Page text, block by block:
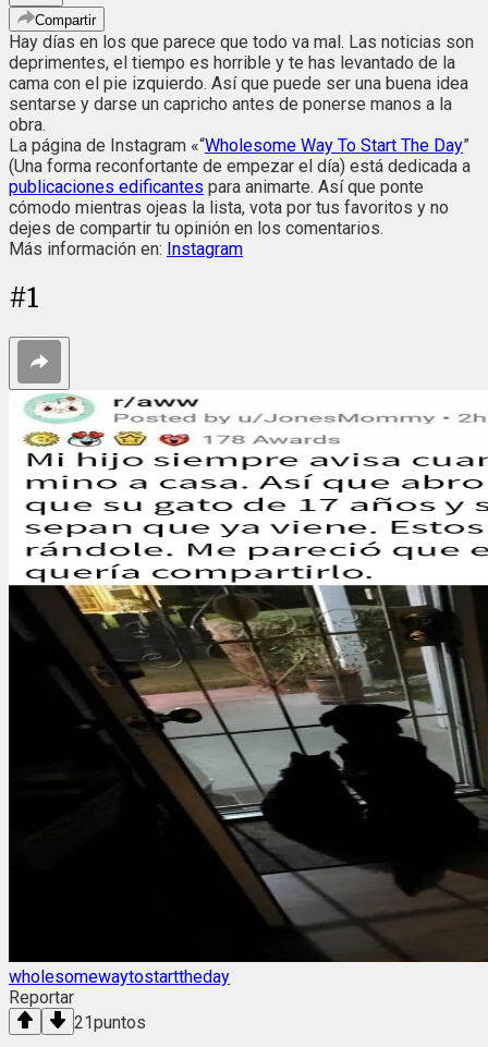
Compartir
Hay días en los que parece que todo va mal. Las noticias son
deprimentes, el tiempo es horrible y te has levantado de la
cama con el pie izquierdo. Así que puede ser una buena idea
sentarse y darse un capricho antes de ponerse manos a la
obra.
La página de Instagram «“Wholesome Way To Start The Day”
(Una forma reconfortante de empezar el día) está dedicada a
publicaciones edificantes para animarte. Así que ponte
cómodo mientras ojeas la lista, vota por tus favoritos y no
dejes de compartir tu opinión en los comentarios.
Más información en: Instagram
#1
wholesomewaytostarttheday
Reportar
21puntos